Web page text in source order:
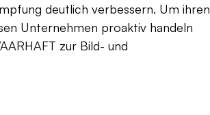
deutlich verbessern. Um ihren
Unternehmen proaktiv handeln
zur Bild- und